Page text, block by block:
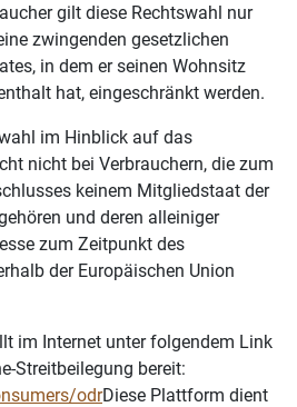
gilt diese Rechtswahl nur
zwingenden gesetzlichen
in dem er seinen Wohnsitz
hat, eingeschränkt werden.
im Hinblick auf das
nicht bei Verbrauchern, die zum
keinem Mitgliedstaat der
und deren alleiniger
zum Zeitpunkt des
der Europäischen Union
im Internet unter folgendem Link
Streitbeilegung bereit:
odrDiese Plattform dient